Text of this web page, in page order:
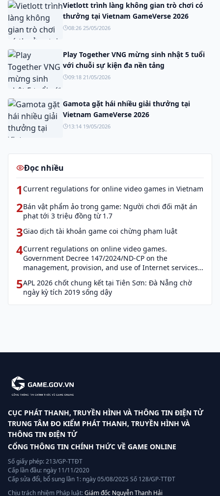
Vietlott trình làng không gian trò chơi có
thưởng tại Vietnam GameVerse 2026
08:26 25/05/2026
Play Together VNG mừng sinh nhật 5 tuổi
với chuỗi sự kiện đa nền tảng
09:18 21/05/2026
Gamota gặt hái nhiều giải thưởng tại
Vietnam GameVerse 2026
13:14 19/05/2026
Đọc nhiều
1 Current regulations for online video games in Vietnam
2Bán vật phẩm ảo trong game: Người chơi đối mặt án
phạt tới 3 triệu đồng từ 1.7
3Giao dịch tài khoản game coi chừng phạm luật
4Current regulations on online video games.
Government Decree 147/2024/ND-CP on the
management, provision, and use of Internet services
5APL 2026 chốt chung kết tại Tiên Sơn: Đà Nẵng chờ
ngày kỳ tích 2019 sống dậy
CỤC PHÁT THANH, TRUYỀN HÌNH VÀ THÔNG TIN ĐIỆN TỬ
TRUNG TÂM ĐO KIỂM PHÁT THANH, TRUYỀN HÌNH VÀ
THÔNG TIN ĐIỆN TỬ
CỔNG THÔNG TIN CHÍNH THỨC VỀ GAME ONLINE
Số giấy phép: 213/GP-TTĐT
Cấp lần đầu: ngày 11/11/2020
Cấp sửa đổi, bổ sung lần 1: ngày 05/08/2025 Số 128/GP-TTĐT
Chịu trách nhiệm Pháp luật:Giám đốc Nguyễn Thanh Hải